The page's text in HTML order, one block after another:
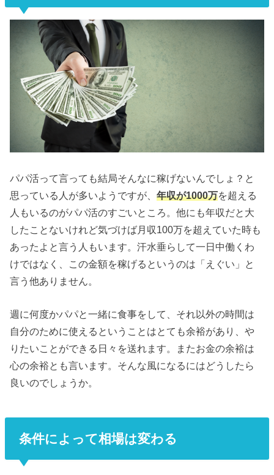
パパ活って言っても結局そんなに稼げないんでしょ？と
思っている人が多いようですが、年収が1000万を超える
人もいるのがパパ活のすごいところ。他にも年収だと大
したことないけれど気づけば月収100万を超えていた時も
あったよと言う人もいます。汗水垂らして一日中働くわ
けではなく、この金額を稼げるというのは「えぐい」と
言う他ありません。
週に何度かパパと一緒に食事をして、それ以外の時間は
自分のために使えるということはとても余裕があり、や
りたいことができる日々を送れます。またお金の余裕は
心の余裕とも言います。そんな風になるにはどうしたら
良いのでしょうか。
条件によって相場は変わる